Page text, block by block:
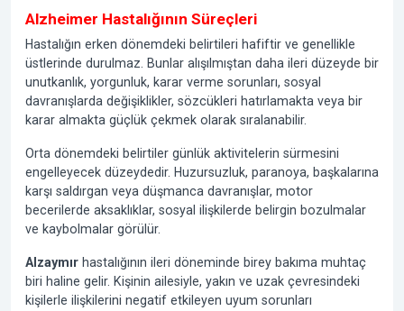
Alzheimer Hastalığının Süreçleri
Hastalığın erken dönemdeki belirtileri hafiftir ve genellikle
üstlerinde durulmaz. Bunlar alışılmıştan daha ileri düzeyde bir
unutkanlık, yorgunluk, karar verme sorunları, sosyal
davranışlarda değişiklikler, sözcükleri hatırlamakta veya bir
karar almakta güçlük çekmek olarak sıralanabilir.
Orta dönemdeki belirtiler günlük aktivitelerin sürmesini
engelleyecek düzeydedir. Huzursuzluk, paranoya, başkalarına
karşı saldırgan veya düşmanca davranışlar, motor
becerilerde aksaklıklar, sosyal ilişkilerde belirgin bozulmalar
ve kaybolmalar görülür.
Alzaymır hastalığının ileri döneminde birey bakıma muhtaç
biri haline gelir. Kişinin ailesiyle, yakın ve uzak çevresindeki
kişilerle ilişkilerini negatif etkileyen uyum sorunları